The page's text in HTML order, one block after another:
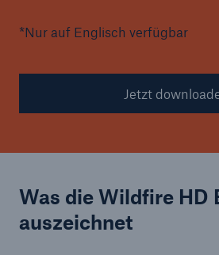
*Nur auf Englisch verfügbar
Jetzt
Was die Wildfire HD
auszeichnet